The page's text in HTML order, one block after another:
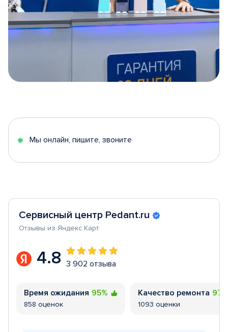
5
Мы онлайн, пишите, звоните
Сервисный центр Pedant.ru
Отзывы из Яндекс Карт
4.8 3 902 отзыва
Время ожидания 95%
858 оценок
Качество ремонта
1093 оценки